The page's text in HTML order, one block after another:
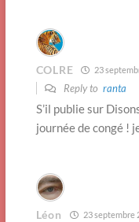
COLRE 23
Reply to ranta
S’il publie sur
journée de congé !
Léon 23 septembre